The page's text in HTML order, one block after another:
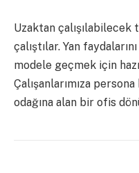
Uzaktan çalışılabilecek
çalıştılar. Yan
modele geçmek için
Çalışanlarımıza
odağına alan bir ofis